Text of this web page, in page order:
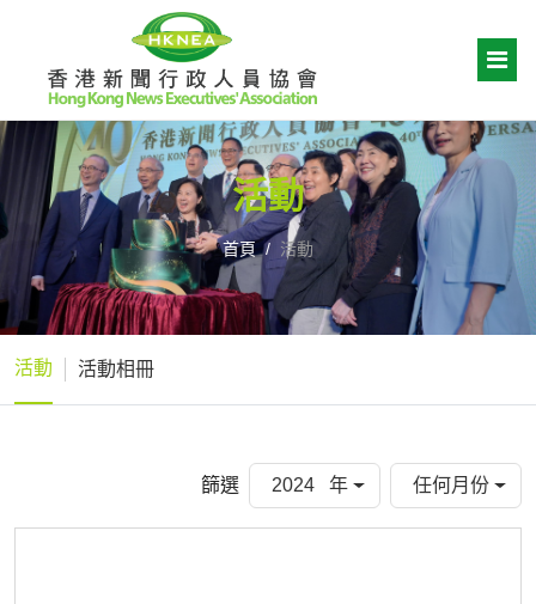
活動
首頁 活動
活動 活動相冊
篩選 2024 年 任何月份